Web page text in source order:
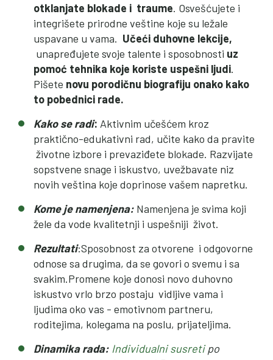
otklanjate blokade i traume. Osvešćujete i
integrišete prirodne veštine koje su ležale
uspavane u vama. Učeći duhovne lekcije,
unapređujete svoje talente i sposobnosti uz
pomoć tehnika koje koriste uspešni ljudi.
Pišete novu porodičnu biografiju onako kako
to pobednici rade.
Kako se radi: Aktivnim učešćem kroz
praktično-edukativni rad, učite kako da pravite
životne izbore i prevaziđete blokade. Razvijate
sopstvene snage i iskustvo, uvežbavate niz
novih veština koje doprinose vašem napretku.
Kome je namenjena: Namenjena je svima koji
žele da vode kvalitetnji i uspešniji život.
Rezultati:Sposobnost za otvorene i odgovorne
odnose sa drugima, da se govori o svemu i sa
svakim.Promene koje donosi novo duhovno
iskustvo vrlo brzo postaju vidljive vama i
ljudima oko vas - emotivnom partneru,
roditejima, kolegama na poslu, prijateljima.
Dinamika rada: Individualni susretipo